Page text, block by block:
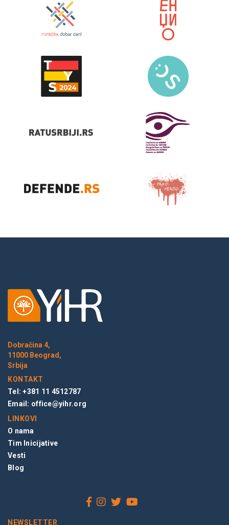
Dobračina 4,
11000 Beograd,
Srbija
KONTAKT
Tel: +381 11 4512787
Email: office@yihr.org
LINKOVI
O nama
Tim Inicijative
Vesti
Blog
NEWSLETTER